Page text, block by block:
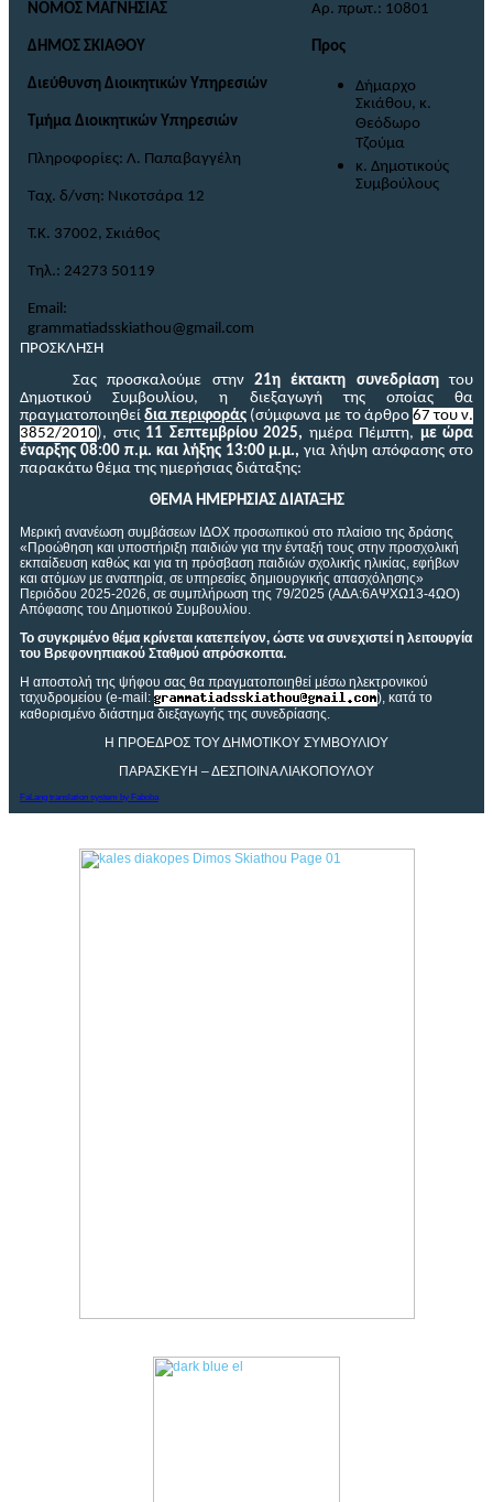
ΝΟΜΟΣ ΜΑΓΝΗΣΙΑΣ
ΔΗΜΟΣ ΣΚΙΑΘΟΥ
Διεύθυνση Διοικητικών Υπηρεσιών
Τμήμα Διοικητικών Υπηρεσιών
Πληροφορίες: Λ. Παπαβαγγέλη
Ταχ. δ/νση: Νικοτσάρα 12
Τ.Κ. 37002, Σκιάθος
Τηλ.: 24273 50119
Email:
grammatiadsskiathou@gmail.com
Αρ. πρωτ.: 10801
Προς
Δήμαρχο
Σκιάθου, κ.
Θεόδωρο
Τζούμα
κ. Δημοτικούς
Συμβούλους
ΠΡΟΣΚΛΗΣΗ
Σας προσκαλούμε στην21η έκτακτη συνεδρίασητου
Δημοτικού Συμβουλίου,η διεξαγωγή της οποίας θα
πραγματοποιηθείδια περιφοράς (σύμφωνα με το άρθρο 67 του ν.
3852/2010), στις11 Σεπτεμβρίου 2025, ημέρα Πέμπτη, με ώρα
έναρξης 08:00 π.μ. και λήξης 13:00 μ.μ., για λήψη απόφασηςστο
παρακάτω θέματης ημερήσιας διάταξης:
ΘΕΜΑ ΗΜΕΡΗΣΙΑΣ ΔΙΑΤΑΞΗΣ
Μερική ανανέωση συμβάσεων ΙΔΟΧ προσωπικού στο πλαίσιο της δράσης
«Προώθηση και υποστήριξη παιδιών για την ένταξή τους στην προσχολική
εκπαίδευση καθώς και για τη πρόσβαση παιδιών σχολικής ηλικίας, εφήβων
και ατόμων με αναπηρία, σε υπηρεσίες δημιουργικής απασχόλησης»
Περιόδου 2025-2026, σε συμπλήρωση της 79/2025 (ΑΔΑ:6ΑΨΧΩ13-4ΩΟ)
Απόφασης του Δημοτικού Συμβουλίου.
Το συγκριμένο θέμα κρίνεται κατεπείγον, ώστε να συνεχιστεί η λειτουργία
του Βρεφονηπιακού Σταθμού απρόσκοπτα.
Η αποστολή της ψήφου σας θα πραγματοποιηθεί μέσω ηλεκτρονικού
ταχυδρομείου (e-mail:
), κατά το
καθορισμένο διάστημα διεξαγωγής της συνεδρίασης.
Η ΠΡΟΕΔΡΟΣ ΤΟΥ ΔΗΜΟΤΙΚΟΥ ΣΥΜΒΟΥΛΙΟΥ
ΠΑΡΑΣΚΕΥΗ – ΔΕΣΠΟΙΝΑ ΛΙΑΚΟΠΟΥΛΟΥ
FaLang translation system by Faboba